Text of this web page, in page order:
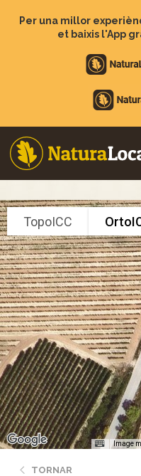
Per una millor
et baixis l'App
TopoICC
Image
TORNAR